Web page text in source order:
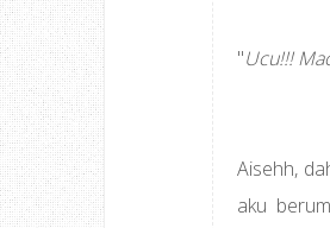
"Ucu!!!
Aisehh,
aku